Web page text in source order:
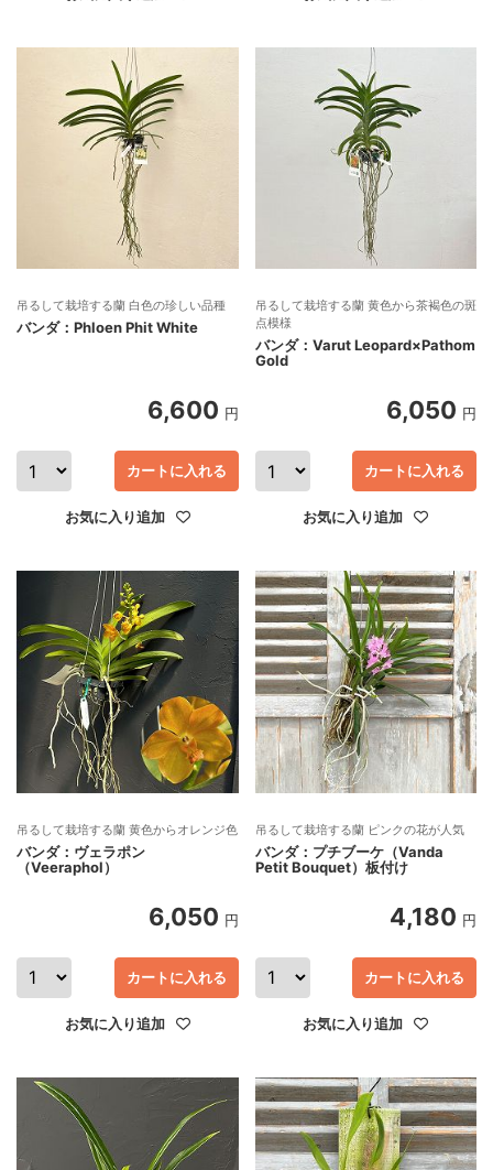
吊るして栽培する蘭 白色の珍しい品種
バンダ：Phloen Phit White
6,600 円
カートに入れる
お気に入り追加
吊るして栽培する蘭 黄色から茶褐色の斑
点模様
バンダ：Varut Leopard×Pathom
Gold
6,050 円
カートに入れる
お気に入り追加
吊るして栽培する蘭 黄色からオレンジ色
バンダ：ヴェラポン
（Veeraphol）
6,050 円
カートに入れる
お気に入り追加
吊るして栽培する蘭 ピンクの花が人気
バンダ：プチブーケ（Vanda
Petit Bouquet）板付け
4,180 円
カートに入れる
お気に入り追加